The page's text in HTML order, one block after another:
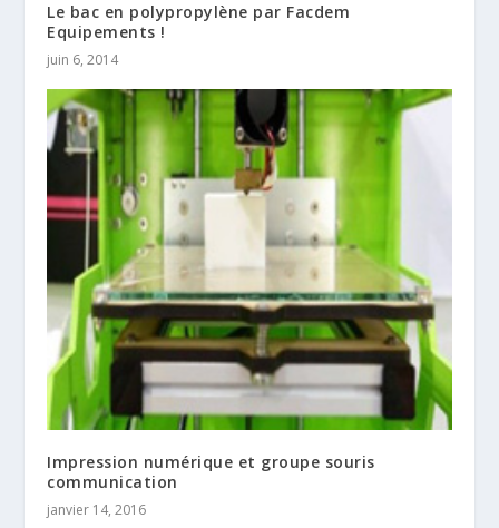
Le bac en polypropylène par Facdem
Equipements !
juin 6, 2014
Impression numérique et groupe souris
communication
janvier 14, 2016